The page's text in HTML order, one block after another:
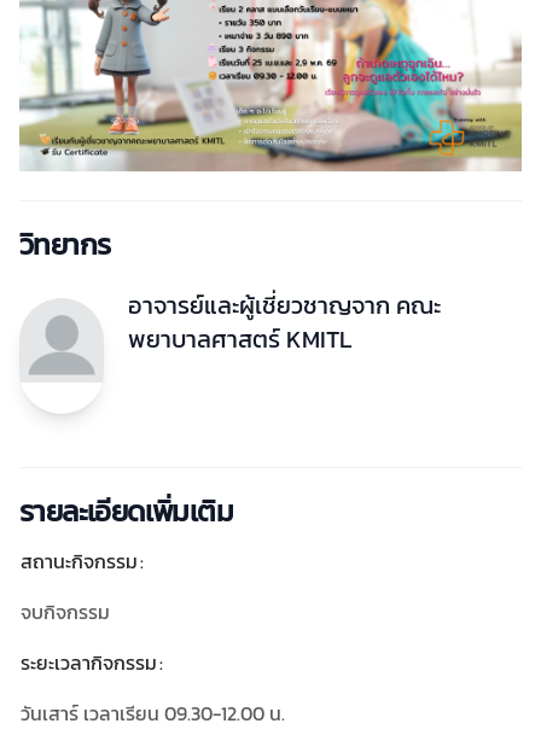
วิทยากร
อาจารย์และผู้เชี่ยวชาญจาก คณะ
พยาบาลศาสตร์ KMITL
รายละเอียดเพิ่มเติม
สถานะกิจกรรม
จบกิจกรรม
ระยะเวลากิจกรรม
วันเสาร์ เวลาเรียน 09.30-12.00 น.